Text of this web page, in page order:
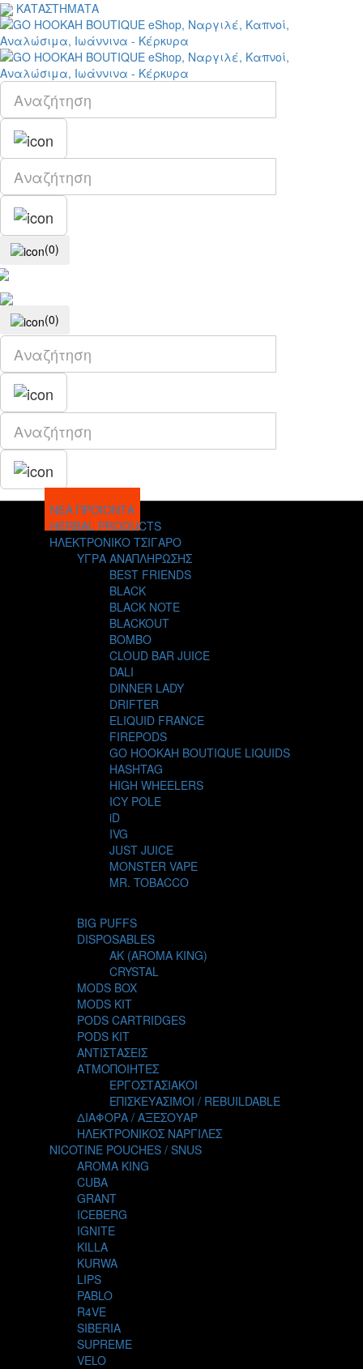
ΚΑΤΑΣΤΗΜΑΤΑ
(0)
(0)
ΝΕΑ ΠΡΟΪΟΝΤΑ
HERBAL PRODUCTS
ΗΛΕΚΤΡΟΝΙΚΟ ΤΣΙΓΑΡΟ
ΥΓΡΑ ΑΝΑΠΛΗΡΩΣΗΣ
BEST FRIENDS
BLACK
BLACK NOTE
BLACKOUT
BOMBO
CLOUD BAR JUICE
DALI
DINNER LADY
DRIFTER
ELIQUID FRANCE
FIREPODS
GO HOOKAH BOUTIQUE LIQUIDS
HASHTAG
HIGH WHEELERS
ICY POLE
iD
IVG
JUST JUICE
MONSTER VAPE
MR. TOBACCO
NUBO
OMERTA LIQUIDS
OPMH PROJECT
S-ELF JUICE
SADBOY
SCANDAL
SECRET FOREST
STEAM CITY LIQUIDS
STEAM TRAIN
STEAMPUNK
TALES
TATTOO
THE ALCHEMIST
THE SMOKER'S CLUB
TIKI MAHU
TWIST
VGOD
WILD ZOO
YETI
BIG PUFFS
DISPOSABLES
AK (AROMA KING)
CRYSTAL
MODS BOX
MODS KIT
PODS CARTRIDGES
PODS KIT
ΑΝΤΙΣΤΑΣΕΙΣ
ΑΤΜΟΠΟΙΗΤΕΣ
ΕΡΓΟΣΤΑΣΙΑΚΟΙ
ΕΠΙΣΚΕΥΑΣΙΜΟΙ / REBUILDABLE
ΔΙΑΦΟΡΑ / ΑΞΕΣΟΥΑΡ
ΗΛΕΚΤΡΟΝΙΚΟΣ ΝΑΡΓΙΛΕΣ
NICOTINE POUCHES / SNUS
AROMA KING
CUBA
GRANT
ICEBERG
IGNITE
KILLA
KURWA
LIPS
PABLO
R4VE
SIBERIA
SUPREME
VELO